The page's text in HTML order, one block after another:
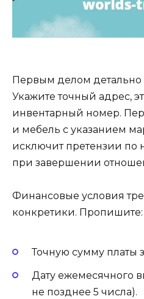
Первым делом детально
Укажите точный адрес,
инвентарный номер.
и мебель с указанием
исключит претензии по
при завершении
Финансовые условия
конкретики. Пропишите:
Точную сумму платы
Дату ежемесячного
не позднее 5 числа).